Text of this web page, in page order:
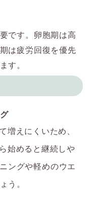
です。卵胞期は高
は疲労回復を優先
す。
増えにくいため、
始めると継続しや
ングや軽めのウエ
う。